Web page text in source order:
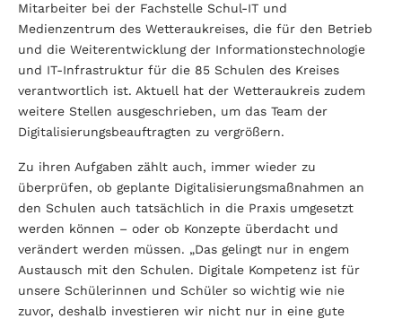
Mitarbeiter bei der Fachstelle Schul-IT und
Medienzentrum des Wetteraukreises, die für den Betrieb
und die Weiterentwicklung der Informationstechnologie
und IT-Infrastruktur für die 85 Schulen des Kreises
verantwortlich ist. Aktuell hat der Wetteraukreis zudem
weitere Stellen ausgeschrieben, um das Team der
Digitalisierungsbeauftragten zu vergrößern.
Zu ihren Aufgaben zählt auch, immer wieder zu
überprüfen, ob geplante Digitalisierungsmaßnahmen an
den Schulen auch tatsächlich in die Praxis umgesetzt
werden können – oder ob Konzepte überdacht und
verändert werden müssen. „Das gelingt nur in engem
Austausch mit den Schulen. Digitale Kompetenz ist für
unsere Schülerinnen und Schüler so wichtig wie nie
zuvor, deshalb investieren wir nicht nur in eine gute